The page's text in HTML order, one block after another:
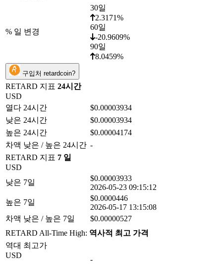
% 일 변경
30일
2.3171%
60일
-20.9609%
90일
8.0459%
구입처 retardcoin?
RETARD 지표 24시간
USD
열다 24시간
$0.00003934
낮은 24시간
$0.00003934
높은 24시간
$0.00004174
차액 낮은 / 높은 24시간 -
RETARD 지표 7 일
USD
낮은 7일
$0.00003933
2026-05-23 09:15:12
높은 7일
$0.0000446
2026-05-17 13:15:08
차액 낮은 / 높은 7일
$0.00000527
RETARD All-Time High: 역사적 최고 가격
역대 최고가
USD
-